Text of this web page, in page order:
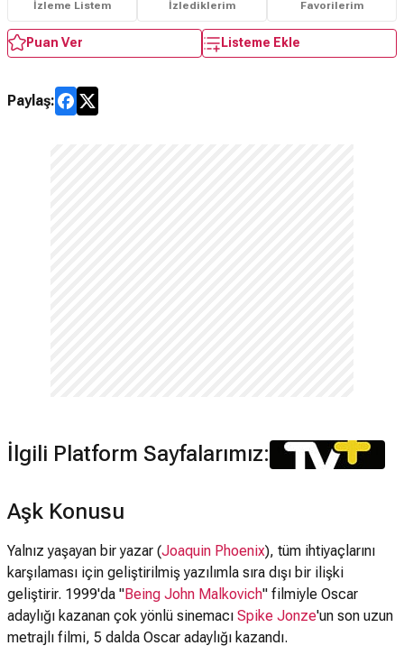
İzleme Listem İzlediklerim Favorilerim
Puan Ver Listeme Ekle
Paylaş:
İlgili Platform Sayfalarımız:
Aşk Konusu
Yalnız yaşayan bir yazar (Joaquin Phoenix), tüm ihtiyaçlarını
karşılaması için geliştirilmiş yazılımla sıra dışı bir ilişki
geliştirir. 1999'da "Being John Malkovich" filmiyle Oscar
adaylığı kazanan çok yönlü sinemacı Spike Jonze'un son uzun
metrajlı filmi, 5 dalda Oscar adaylığı kazandı.